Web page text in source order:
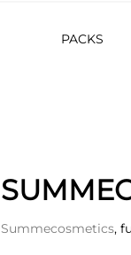
PACKS
Summecosmetics,